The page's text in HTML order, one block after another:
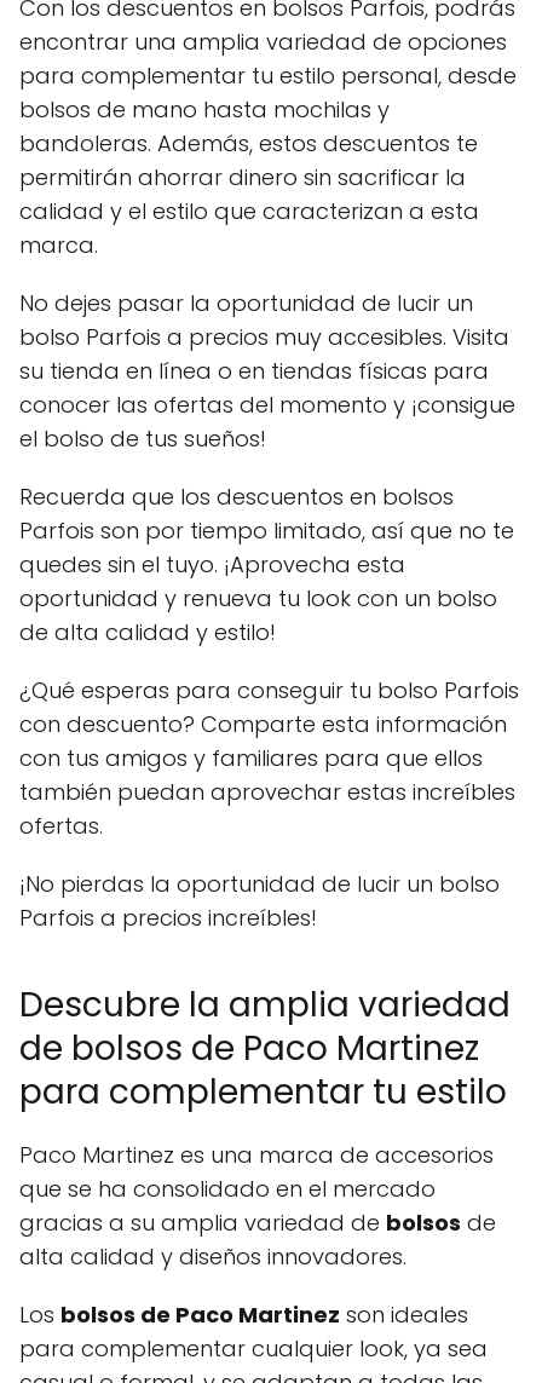
Con los descuentos en bolsos Parfois, podrás
encontrar una amplia variedad de opciones
para complementar tu estilo personal, desde
bolsos de mano hasta mochilas y
bandoleras. Además, estos descuentos te
permitirán ahorrar dinero sin sacrificar la
calidad y el estilo que caracterizan a esta
marca.
No dejes pasar la oportunidad de lucir un
bolso Parfois a precios muy accesibles. Visita
su tienda en línea o en tiendas físicas para
conocer las ofertas del momento y ¡consigue
el bolso de tus sueños!
Recuerda que los descuentos en bolsos
Parfois son por tiempo limitado, así que no te
quedes sin el tuyo. ¡Aprovecha esta
oportunidad y renueva tu look con un bolso
de alta calidad y estilo!
¿Qué esperas para conseguir tu bolso Parfois
con descuento? Comparte esta información
con tus amigos y familiares para que ellos
también puedan aprovechar estas increíbles
ofertas.
¡No pierdas la oportunidad de lucir un bolso
Parfois a precios increíbles!
Descubre la amplia variedad
de bolsos de Paco Martinez
para complementar tu estilo
Paco Martinez es una marca de accesorios
que se ha consolidado en el mercado
gracias a su amplia variedad de bolsos de
alta calidad y diseños innovadores.
Los bolsos de Paco Martinez son ideales
para complementar cualquier look, ya sea